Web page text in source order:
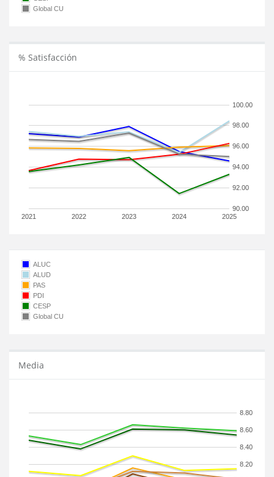
Global CU
% Satisfacción
2021 2022 2023 2024 2025
90.00
92.00
94.00
96.00
98.00
100.00
ALUC
ALUD
PAS
PDI
CESP
Global CU
Media
8.20
8.40
8.60
8.80